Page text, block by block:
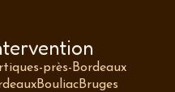
près-Bordeaux
BouliacBruges